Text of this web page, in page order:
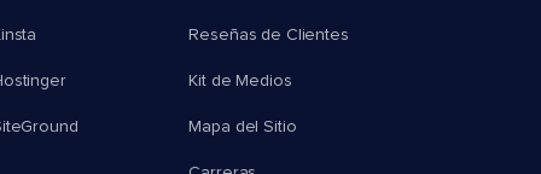
Reseñas de Clientes
Kit de Medios
Mapa del Sitio